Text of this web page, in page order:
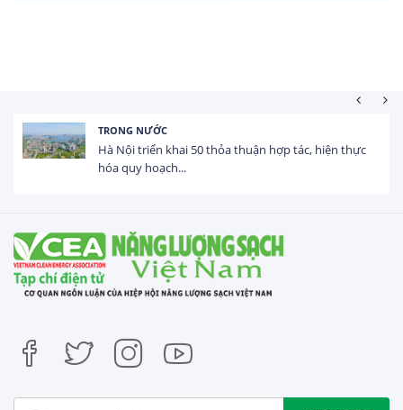
HOẠT ĐỘNG ĐẦU TƯ
Tổng vốn FDI đăng ký vào Việt Nam đạt gần 25 tỷ
USD trong 5 tháng...